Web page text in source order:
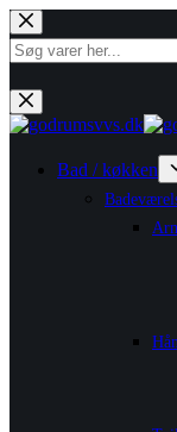
Fortsæt
til
indhold
Ingen
resultater
Bad / køkken